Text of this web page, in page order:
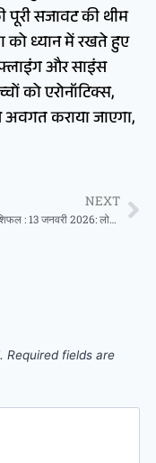
पूरी सजावट की थीम
को ध्यान में रखते हुए
और साइंस
को एरोनॉटिक्स,
अवगत कराया जाएगा,
NEXT
आज का राशिफल : 13 जनवरी 2026: लोहड़ी पर शुक्र चंद्रमा का गोचर मेष, वृषभ और मकर सहित कई राशियों को दिला रहा शुभ लाभ, जानें अपना भविष्यफल
Required fields are